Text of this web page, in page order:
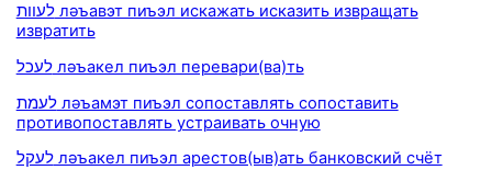
לעוות ләъавэт пиъэл искажать исказить извращать
извратить
לעכל ләъакел пиъэл перевари(ва)ть
לעמת ләъамэт пиъэл сопоставлять сопоставить
противопоставлять устраивать очную
לעקל ләъакел пиъэл арестов(ыв)ать банковский счёт